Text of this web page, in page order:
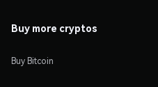
Buy more cryptos
Buy Bitcoin